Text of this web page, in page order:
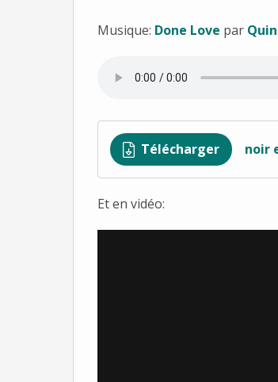
Musique: Done Love par
Télécharger noir
Et en vidéo: